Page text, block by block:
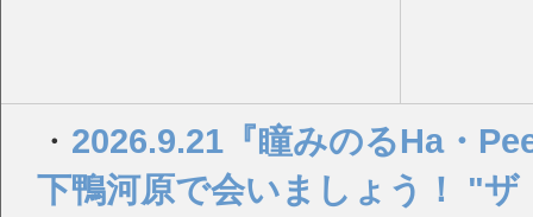
・ 2026.9.21『瞳みのるHa・
下鴨河原で会いましょう！ "